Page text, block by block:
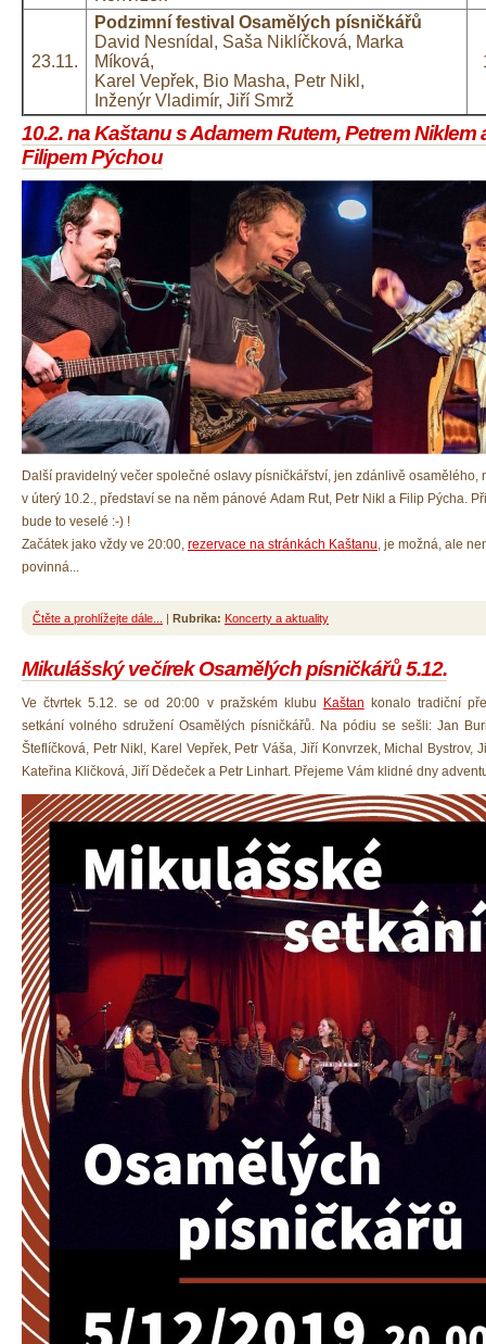
23.11.
Podzimní festival Osamělých písničkářů
David Nesnídal, Saša Niklíčková, Marka
Míková,
Karel Vepřek, Bio Masha, Petr Nikl,
Inženýr Vladimír, Jiří Smrž
10.2. na Kaštanu s Adamem Rutem, Petrem Niklem
Filipem Pýchou
Další pravidelný večer společné oslavy písničkářství, jen zdánlivě osamělého,
v úterý 10.2., představí se na něm pánové Adam Rut, Petr Nikl a Filip Pýcha.
bude to veselé :-) !
Začátek jako vždy ve 20:00, rezervace na stránkách Kaštanu, je možná, ale
povinná...
Čtěte a prohlížejte dále... | Rubrika: Koncerty a aktuality
Mikulášský večírek Osamělých písničkářů 5.12.
Ve čtvrtek 5.12. se od 20:00 v pražském klubu Kaštan konalo tradiční
setkání volného sdružení Osamělých písničkářů. Na pódiu se sešli: Jan
Šteflíčková, Petr Nikl, Karel Vepřek, Petr Váša, Jiří Konvrzek, Michal Bystrov,
Kateřina Kličková, Jiří Dědeček a Petr Linhart. Přejeme Vám klidné dny